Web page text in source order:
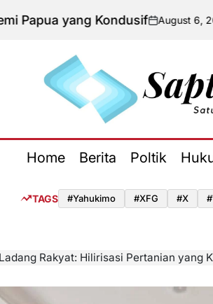
Kondusifon
August 6, 2026
Posted
Admin
Home Berita Poltik
TAGS #yahukimo #XFG #x
Rakyat: Hilirisasi Pertanian yang Konkret